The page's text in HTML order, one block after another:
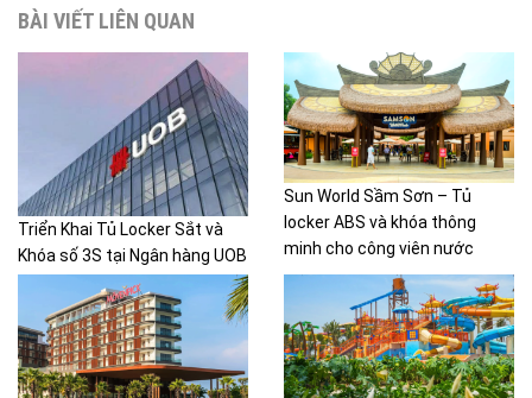
BÀI VIẾT LIÊN QUAN
Triển Khai Tủ Locker Sắt và
Khóa số 3S tại Ngân hàng UOB
Sun World Sầm Sơn – Tủ
locker ABS và khóa thông
minh cho công viên nước